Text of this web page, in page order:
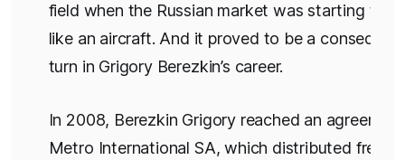
field when the Russian market was starting to
like an aircraft. And it proved to be a
turn in Grigory Berezkin’s career.
In 2008, Berezkin Grigory reached an
Metro International SA, which distributed free,